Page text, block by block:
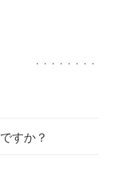
すか？